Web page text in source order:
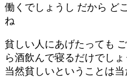
働くでしょうし だから ど
ね
貧しい人にあげたっても
ら酒飲んで寝るだけでし
当然貧しいということは